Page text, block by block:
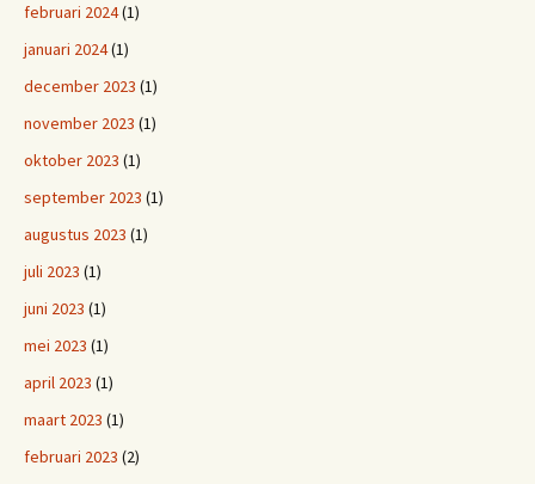
februari 2024(1)
januari 2024(1)
december 2023 (1)
november 2023 (1)
oktober 2023 (1)
september 2023 (1)
augustus 2023 (1)
juli 2023 (1)
juni 2023 (1)
mei 2023 (1)
april 2023 (1)
maart 2023 (1)
februari 2023 (2)